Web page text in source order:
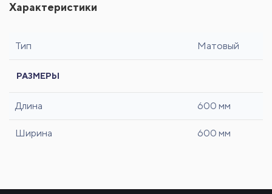
Характеристики
Тип Матовый
РАЗМЕРЫ
Длина 600 мм
Ширина 600 мм